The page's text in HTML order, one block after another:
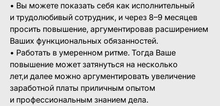
• Вы можете показать себя как исполнительный
и трудолюбивый сотрудник, и через 8–9 месяцев
просить повышение, аргументировав расширением
Ваших функциональных обязанностей.
• Работать в умеренном ритме. Тогда Ваше
повышение может затянуться на несколько
лет,и далее можно аргументировать увеличение
заработной платы приличным опытом
и профессиональным знанием дела.